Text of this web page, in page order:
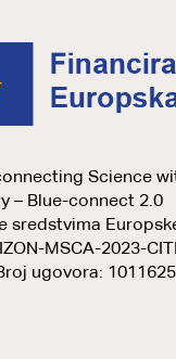
Science
– Blue-connect 2.0
sredstvima
MSCA-2023-
ugovora: